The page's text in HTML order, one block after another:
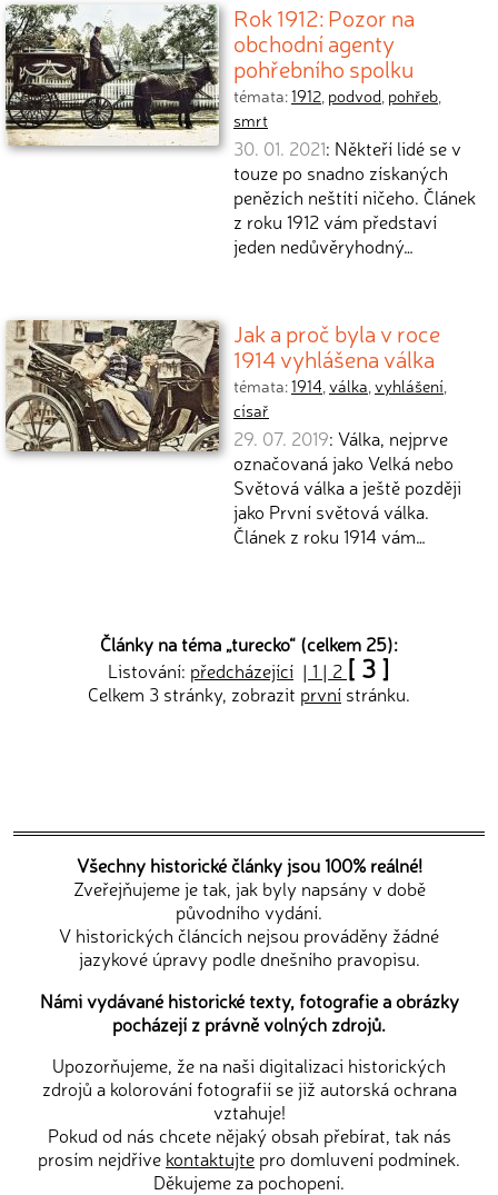
Rok 1912: Pozor na
obchodní agenty
pohřebního spolku
témata:1912, podvod, pohřeb,
smrt
30. 01. 2021: Někteří lidé se v
touze po snadno získaných
penězích neštítí ničeho. Článek
z roku 1912 vám představí
jeden nedůvěryhodný…
Jak a proč byla v roce
1914 vyhlášena válka
témata:1914,válka,vyhlášení,
císař
29. 07. 2019: Válka, nejprve
označovaná jako Velká nebo
Světová válka a ještě později
jako První světová válka.
Článek z roku 1914 vám…
Články na téma „turecko“ (celkem 25):
Listování: předcházející | 1 | 2 [ 3 ]
Celkem 3 stránky, zobrazit první stránku.
Všechny historické články jsou 100% reálné!
Zveřejňujeme je tak, jak byly napsány v době
původního vydání.
V historických článcích nejsou prováděny žádné
jazykové úpravy podle dnešního pravopisu.
Námi vydávané historické texty, fotografie a obrázky
pocházejí z právně volných zdrojů.
Upozorňujeme, že na naši digitalizaci historických
zdrojů a kolorování fotografií se již autorská ochrana
vztahuje!
Pokud od nás chcete nějaký obsah přebírat, tak nás
prosím nejdříve kontaktujte pro domluvení podmínek.
Děkujeme za pochopení.